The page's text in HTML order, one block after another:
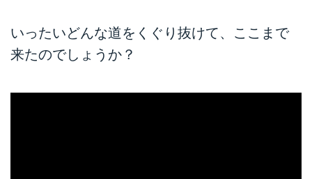
いったいどんな道をくぐり抜けて、ここまで
来たのでしょうか？